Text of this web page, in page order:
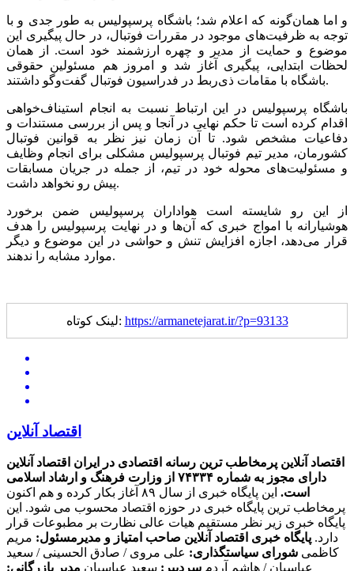
و اما همان‌گونه که اعلام شد؛ باشگاه پرسپولیس به طور جدی و با
توجه به ظرفیت‌های موجود در مقررات فوتبال، در حال پیگیری این
موضوع و حمایت از مدیر و چهره ارزشمند خود است. از همان
لحظات ابتدایی، پیگیری آغاز شد و امروز هم مسئولین حقوقی
باشگاه با مقامات ذی‌ربط در فدراسیون فوتبال گفت‌وگو داشتند.
باشگاه پرسپولیس در این ارتباط نسبت به انجام استیناف‌خواهی
اقدام کرده است تا حکم نهایی در آنجا و پس از بررسی مستندات و
دفاعیات مشخص شود. تا آن زمان نیز نظر به قوانین فوتبال
کشورمان، مدیر تیم فوتبال پرسپولیس مشکلی برای انجام وظایف
و مسئولیت‌های محوله خود در تیم، از جمله در جریان مسابقات
پیش رو نخواهد داشت.
از این رو شایسته است هواداران پرسپولیس ضمن برخورد
هوشیارانه با امواج خبری که آن‌ها و در نهایت پرسپولیس را هدف
قرار می‌دهد، اجازه افزایش تنش و حواشی در این موضوع و دیگر
موارد مشابه را ندهند.
لینک کوتاه: https://armanetejarat.ir/?p=93133
اقتصاد آنلاین
اقتصاد آنلاین پرمخاطب ترین رسانه اقتصادی در ایران اقتصاد آنلاین
دارای مجوز به شماره ۷۴۳۳۴ از وزارت فرهنگ و ارشاد اسلامی
است.
این پایگاه خبری از سال ۸۹ آغاز بکار کرده و هم اکنون
پرمخاطب ترین پایگاه خبری در حوزه اقتصاد محسوب می شود. این
پایگاه خبری زیر نظر مستقیم هیات عالی نظارت بر مطبوعات قرار
دارد. پایگاه خبری اقتصاد آنلاین صاحب امتیاز و مدیرمسئول: مریم
کاظمی شورای سیاستگذاری: علی مروی / صادق الحسینی / سعید
عباسیان / هاشم آردم سردبیر: سعید عباسیان مدیر بازرگانی: